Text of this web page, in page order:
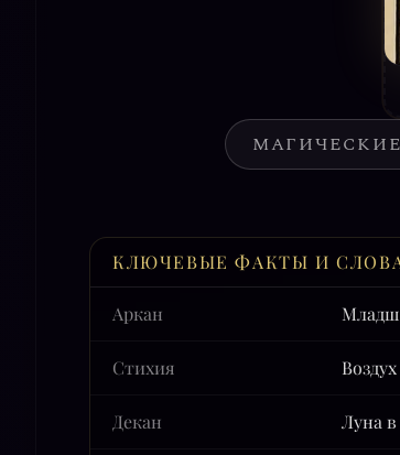
КЛЮЧЕВЫЕ ФАКТЫ И
Аркан
Стихия Воздух
Декан Луна